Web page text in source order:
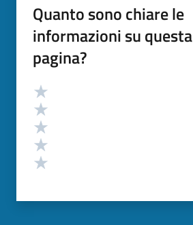
Quanto sono chiare le
informazioni su questa
pagina?
Valutazione